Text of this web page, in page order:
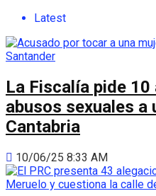
Latest
La Fiscalía pide
abusos sexuales a
Cantabria
10/06/25 8:33 AM